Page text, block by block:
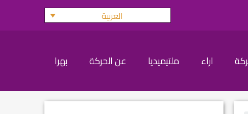
العربية
اراء ملتيميديا عن الحركة بهرا